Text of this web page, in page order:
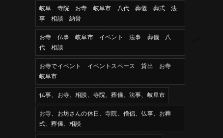
岐阜 寺院 お寺 岐阜市 八代 葬儀 葬式 法
事 相談 納骨
お寺 仏事 岐阜市 イベント 法事 葬儀 八
代 相談
お寺でイベント イベントスペース 貸出 お寺
岐阜市
仏事、お寺、相談、寺院、葬儀、法事、岐阜市
お寺、お坊さんの休日、寺院、僧侶、仏事、お葬
式、葬儀、相談